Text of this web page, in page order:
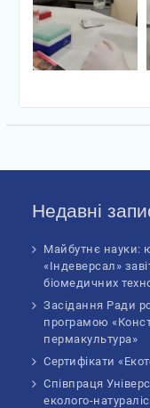
Недавні
Майбутнє науки:
«Індеверсал»
біомедичних
Засідання Ради
програмою
пермакультура»
Сертифікати
Співпраця
еколого-